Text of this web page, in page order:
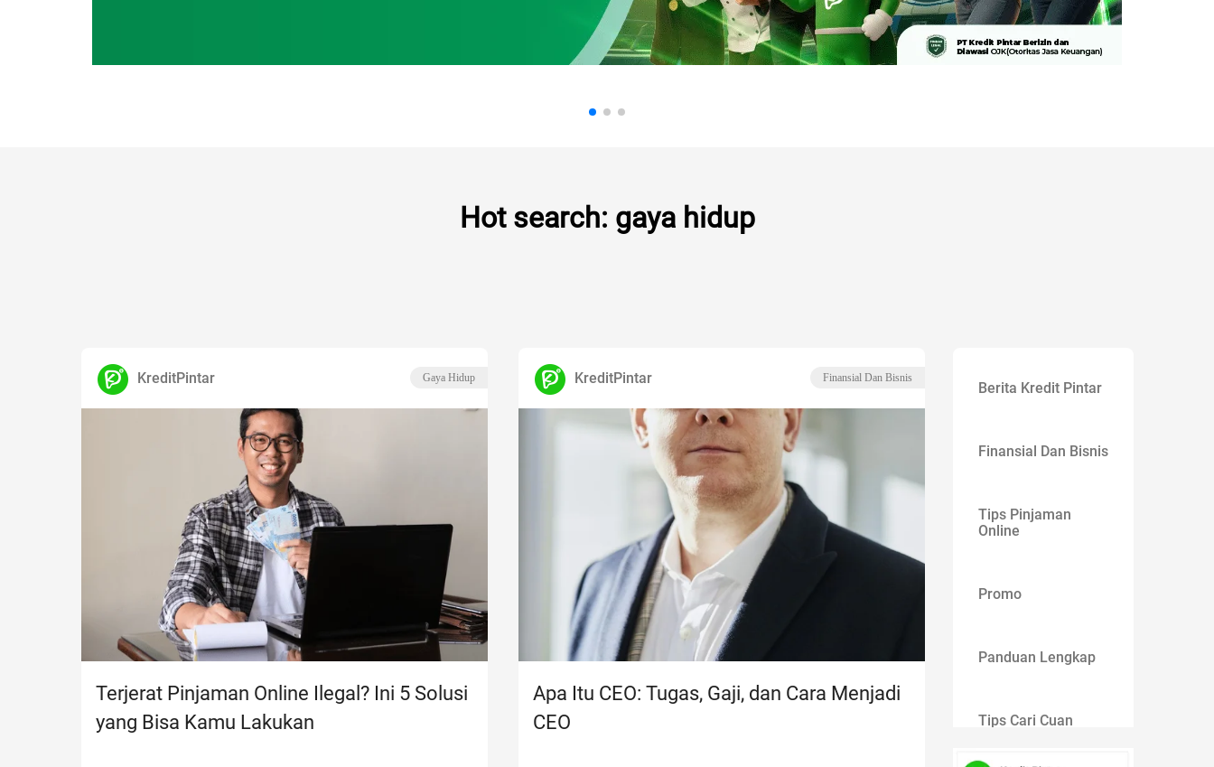
Hot search: gaya hidup
KreditPintar Gaya Hidup
Terjerat Pinjaman Online Ilegal? Ini 5 Solusi
yang Bisa Kamu Lakukan
KreditPintar Finansial Dan Bisnis
Apa Itu CEO: Tugas, Gaji, dan Cara Menjadi
CEO
Berita Kredit Pintar
Finansial Dan Bisnis
Tips Pinjaman
Online
Promo
Panduan Lengkap
Tips Cari Cuan